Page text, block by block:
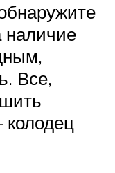
наличие
Все,
колодец